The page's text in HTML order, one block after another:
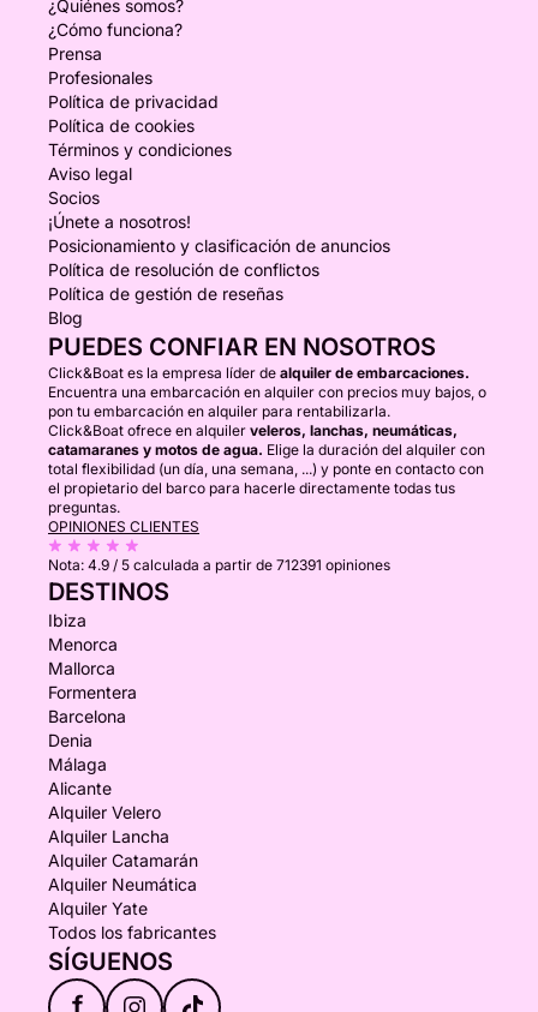
¿Quiénes somos?
¿Cómo funciona?
Prensa
Profesionales
Política de privacidad
Política de cookies
Términos y condiciones
Aviso legal
Socios
¡Únete a nosotros!
Posicionamiento y clasificación de anuncios
Política de resolución de conflictos
Política de gestión de reseñas
Blog
PUEDES CONFIAR EN NOSOTROS
Click&Boat es la empresa líder de alquiler de embarcaciones.
Encuentra una embarcación en alquiler con precios muy bajos, o
pon tu embarcación en alquiler para rentabilizarla.
Click&Boat ofrece en alquiler veleros, lanchas, neumáticas,
catamaranes y motos de agua. Elige la duración del alquiler con
total flexibilidad (un día, una semana, ...) y ponte en contacto con
el propietario del barco para hacerle directamente todas tus
preguntas.
OPINIONES CLIENTES
Nota: 4.9 / 5 calculada a partir de 712391 opiniones
DESTINOS
Ibiza
Menorca
Mallorca
Formentera
Barcelona
Denia
Málaga
Alicante
Alquiler Velero
Alquiler Lancha
Alquiler Catamarán
Alquiler Neumática
Alquiler Yate
Todos los fabricantes
SÍGUENOS